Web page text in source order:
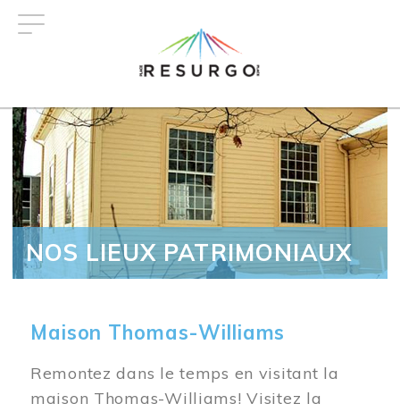
NOS LIEUX PATRIMONIAUX
Maison Thomas-Williams
Remontez dans le temps en visitant la
maison Thomas-Williams! Visitez la